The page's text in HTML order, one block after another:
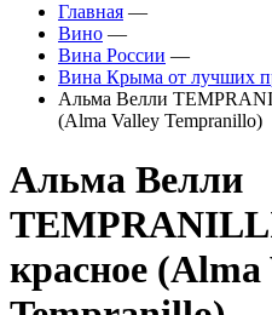
Главная —
Вино —
Вина России —
Вина Крыма от лучших
Альма Велли
(Alma Valley Tempranillo)
Альма Велли
красное (Alma